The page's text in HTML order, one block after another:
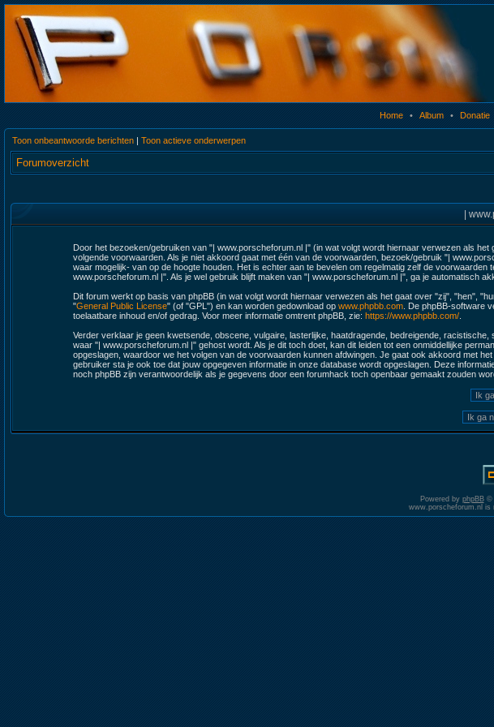
Home • Album • Donatie
Toon onbeantwoorde berichten | Toon actieve onderwerpen
Forumoverzicht
|
Door het bezoeken/gebruiken van "| www.porscheforum.nl |" (in wat volgt wordt hiernaar verwezen als
volgende voorwaarden. Als je niet akkoord gaat met één van de voorwaarden, bezoek/gebruik "|
waar mogelijk- van op de hoogte houden. Het is echter aan te bevelen om regelmatig zelf de
www.porscheforum.nl |". Als je wel gebruik blijft maken van "| www.porscheforum.nl |", ga je automatisch
Dit forum werkt op basis van phpBB (in wat volgt wordt hiernaar verwezen als het gaat over "zij", "hen",
"General Public License" (of "GPL") en kan worden gedownload op www.phpbb.com. De phpBB-software
toelaatbare inhoud en/of gedrag. Voor meer informatie omtrent phpBB, zie: https://www.phpbb.com/.
Verder verklaar je geen kwetsende, obscene, vulgaire, lasterlijke, haatdragende, bedreigende,
waar "| www.porscheforum.nl |" gehost wordt. Als je dit toch doet, kan dit leiden tot een onmiddellijke
opgeslagen, waardoor we het volgen van de voorwaarden kunnen afdwingen. Je gaat ook akkoord met
gebruiker sta je ook toe dat jouw opgegeven informatie in onze database wordt opgeslagen. Deze
noch phpBB zijn verantwoordelijk als je gegevens door een forumhack toch openbaar gemaakt zouden
Powered by phpBB©
www.porscheforum.nl is